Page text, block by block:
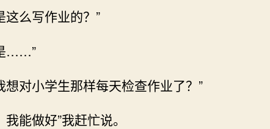
这么写作业的？”
……”
想对小学生那样每天检查作业了？”
能做好”我赶忙说。